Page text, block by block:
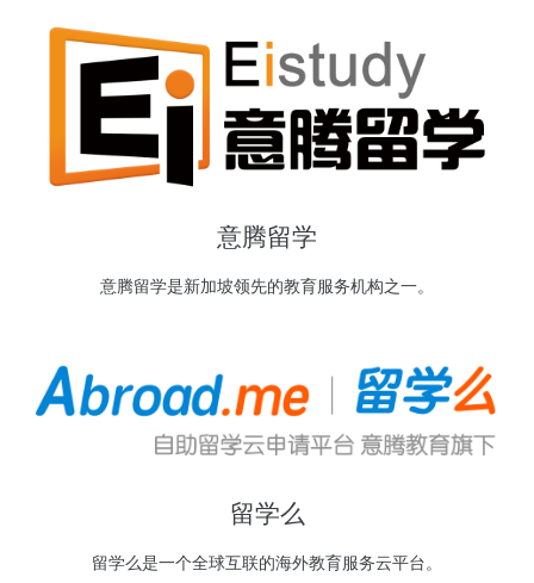
意腾留学
意腾留学是新加坡领先的教育服务机构之一。
留学么
留学么是一个全球互联的海外教育服务云平台。